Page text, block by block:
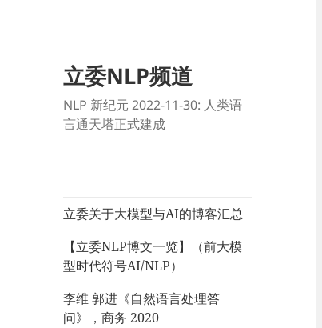
立委NLP频道
NLP 新纪元 2022-11-30: 人类语
言通天塔正式建成
立委关于大模型与AI的博客汇总
【立委NLP博文一览】（前大模
型时代符号AI/NLP）
李维 郭进《自然语言处理答
问》，商务 2020